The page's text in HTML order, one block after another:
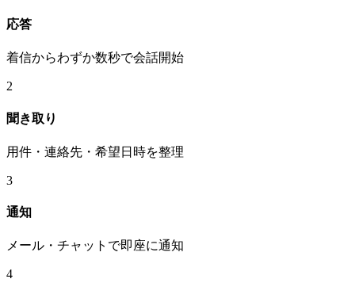
応答
着信からわずか数秒で会話開始
2
聞き取り
用件・連絡先・希望日時を整理
3
通知
メール・チャットで即座に通知
4